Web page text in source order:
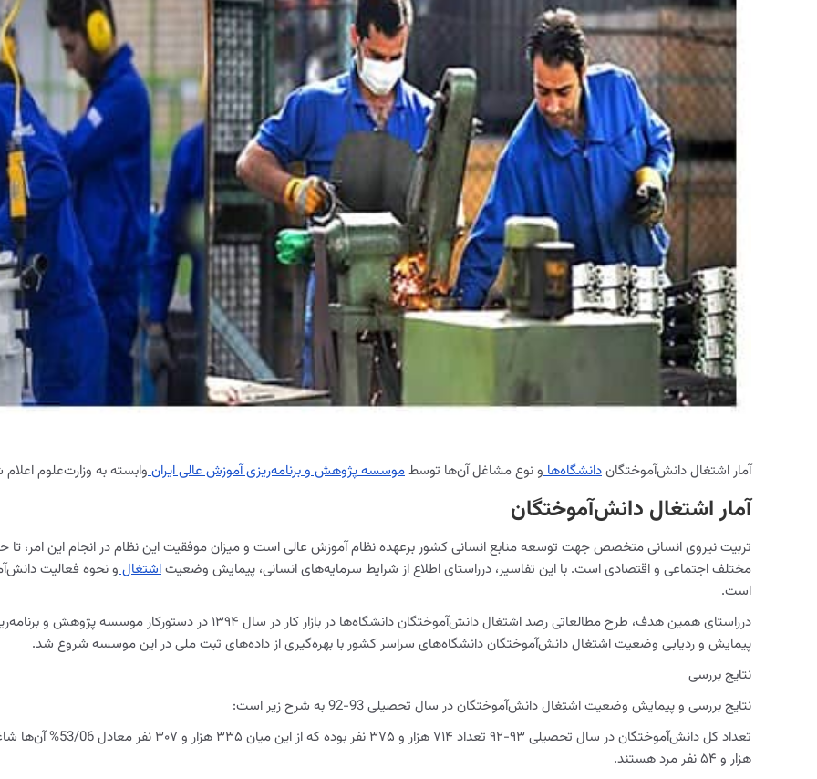
آمار اشتغال دانش‌آموختگاندانشگاه‌هاو نوع مشاغل آن‌ها توسطموسسه‌ پژوهش و برنامه‌ریزی آموزش عالی ایرانوابسته به وزارت‌علوم
آمار اشتغال دانش‌آموختگان
تربیت نیروی انسانی متخصص جهت توسعه منابع انسانی کشور برعهده نظام آموزش عالی است و میزان موفقیت این نظام در انجام این امر،
مختلف اجتماعی و اقتصادی است. با این تفاسیر، درراستای اطلاع از شرایط سرمایه‌های انسانی، پیمایش وضعیتاشتغالو نحوه فعالیت
است.
درراستای همین هدف، طرح مطالعاتی رصد اشتغال دانش‌آموختگان دانشگاه‌ها در بازار کار در سال ۱۳۹۴ در دستورکار موسسه پژوهش و برنامه‌ریزی
پیمایش و ردیابی وضعیت اشتغال دانش‌آموختگان دانشگاه‌های سراسر کشور با بهره‌گیری از داده‌های ثبت ملی در این موسسه شروع شد.
نتایج بررسی
نتایج بررسی و پیمایش وضعیت اشتغال دانش‌آموختگان در سال تحصیلی 93-92 به شرح زیر است:
هزار و ۵۴ نفر مرد هستند.